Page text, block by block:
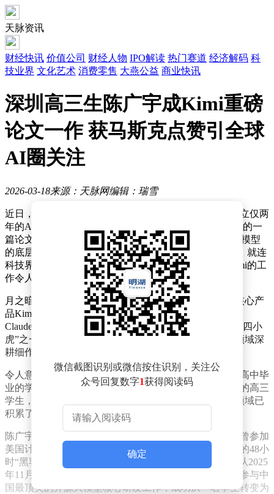
天脉资讯
财经快讯 价值公司 财经人物 IPO解读 热门赛道 经济解码 科
技业界 文化艺术 消费零售 大燕公益 商业快讯
深圳高三生陈广宇成Kimi重磅
论文一作 获马斯克点赞引全球
AI圈关注
2026-03-18来源：天脉网编辑：瑞雪
近日，中国人工智能领域传来一则令人瞩目的消息：成立仅两
年的AI企业月之暗面（Moonshot AI）旗下Kimi团队发表的一
篇论文，在国际AI界引发广泛关注。这篇论文针对AI大模型
的底层架构展开创新研究，成功将算力效率提升1.25倍，就连
科技界知名人物埃隆·马斯克也在社交平台公开称赞“Kimi的工
作令人印象深刻”。
月之暗面由清华校友杨志林等人于2023年3月创立，其核心产
品Kimi大模型在国际榜单上表现出色，多次向GPT - 4、
Claude等国际顶尖大模型发起挑战，被业界誉为中国“AI四小
虎”之一。此次发表的论文，正是Kimi团队在AI大模型领域深
耕细作的又一成果。
令人意想不到的是，这篇论文的第一作者竟是一位尚未高中毕
业的学生——陈广宇。陈广宇目前是深圳一所国际学校的高三
学生，预计今年6月毕业。尽管年纪轻轻，但他在科技领域已
积累了丰富的经验。
陈广宇的履历十分亮眼。他拥有顶尖的竞技编程背景，曾参加
美国计算机奥林匹克竞赛铂金组比赛；在Kimi内部举办的48小
时“黑客马拉松”比赛中，他凭借出色的表现夺得冠军。从2025
年11月起，他以机器学习研究员的身份加入Kimi，深度参与中
国最顶尖的开源大模型核心研发工作，成功从一名学生转变为
微信截图识别或微信按住识别，关注公
众号回复数字1获得阅读码
确定